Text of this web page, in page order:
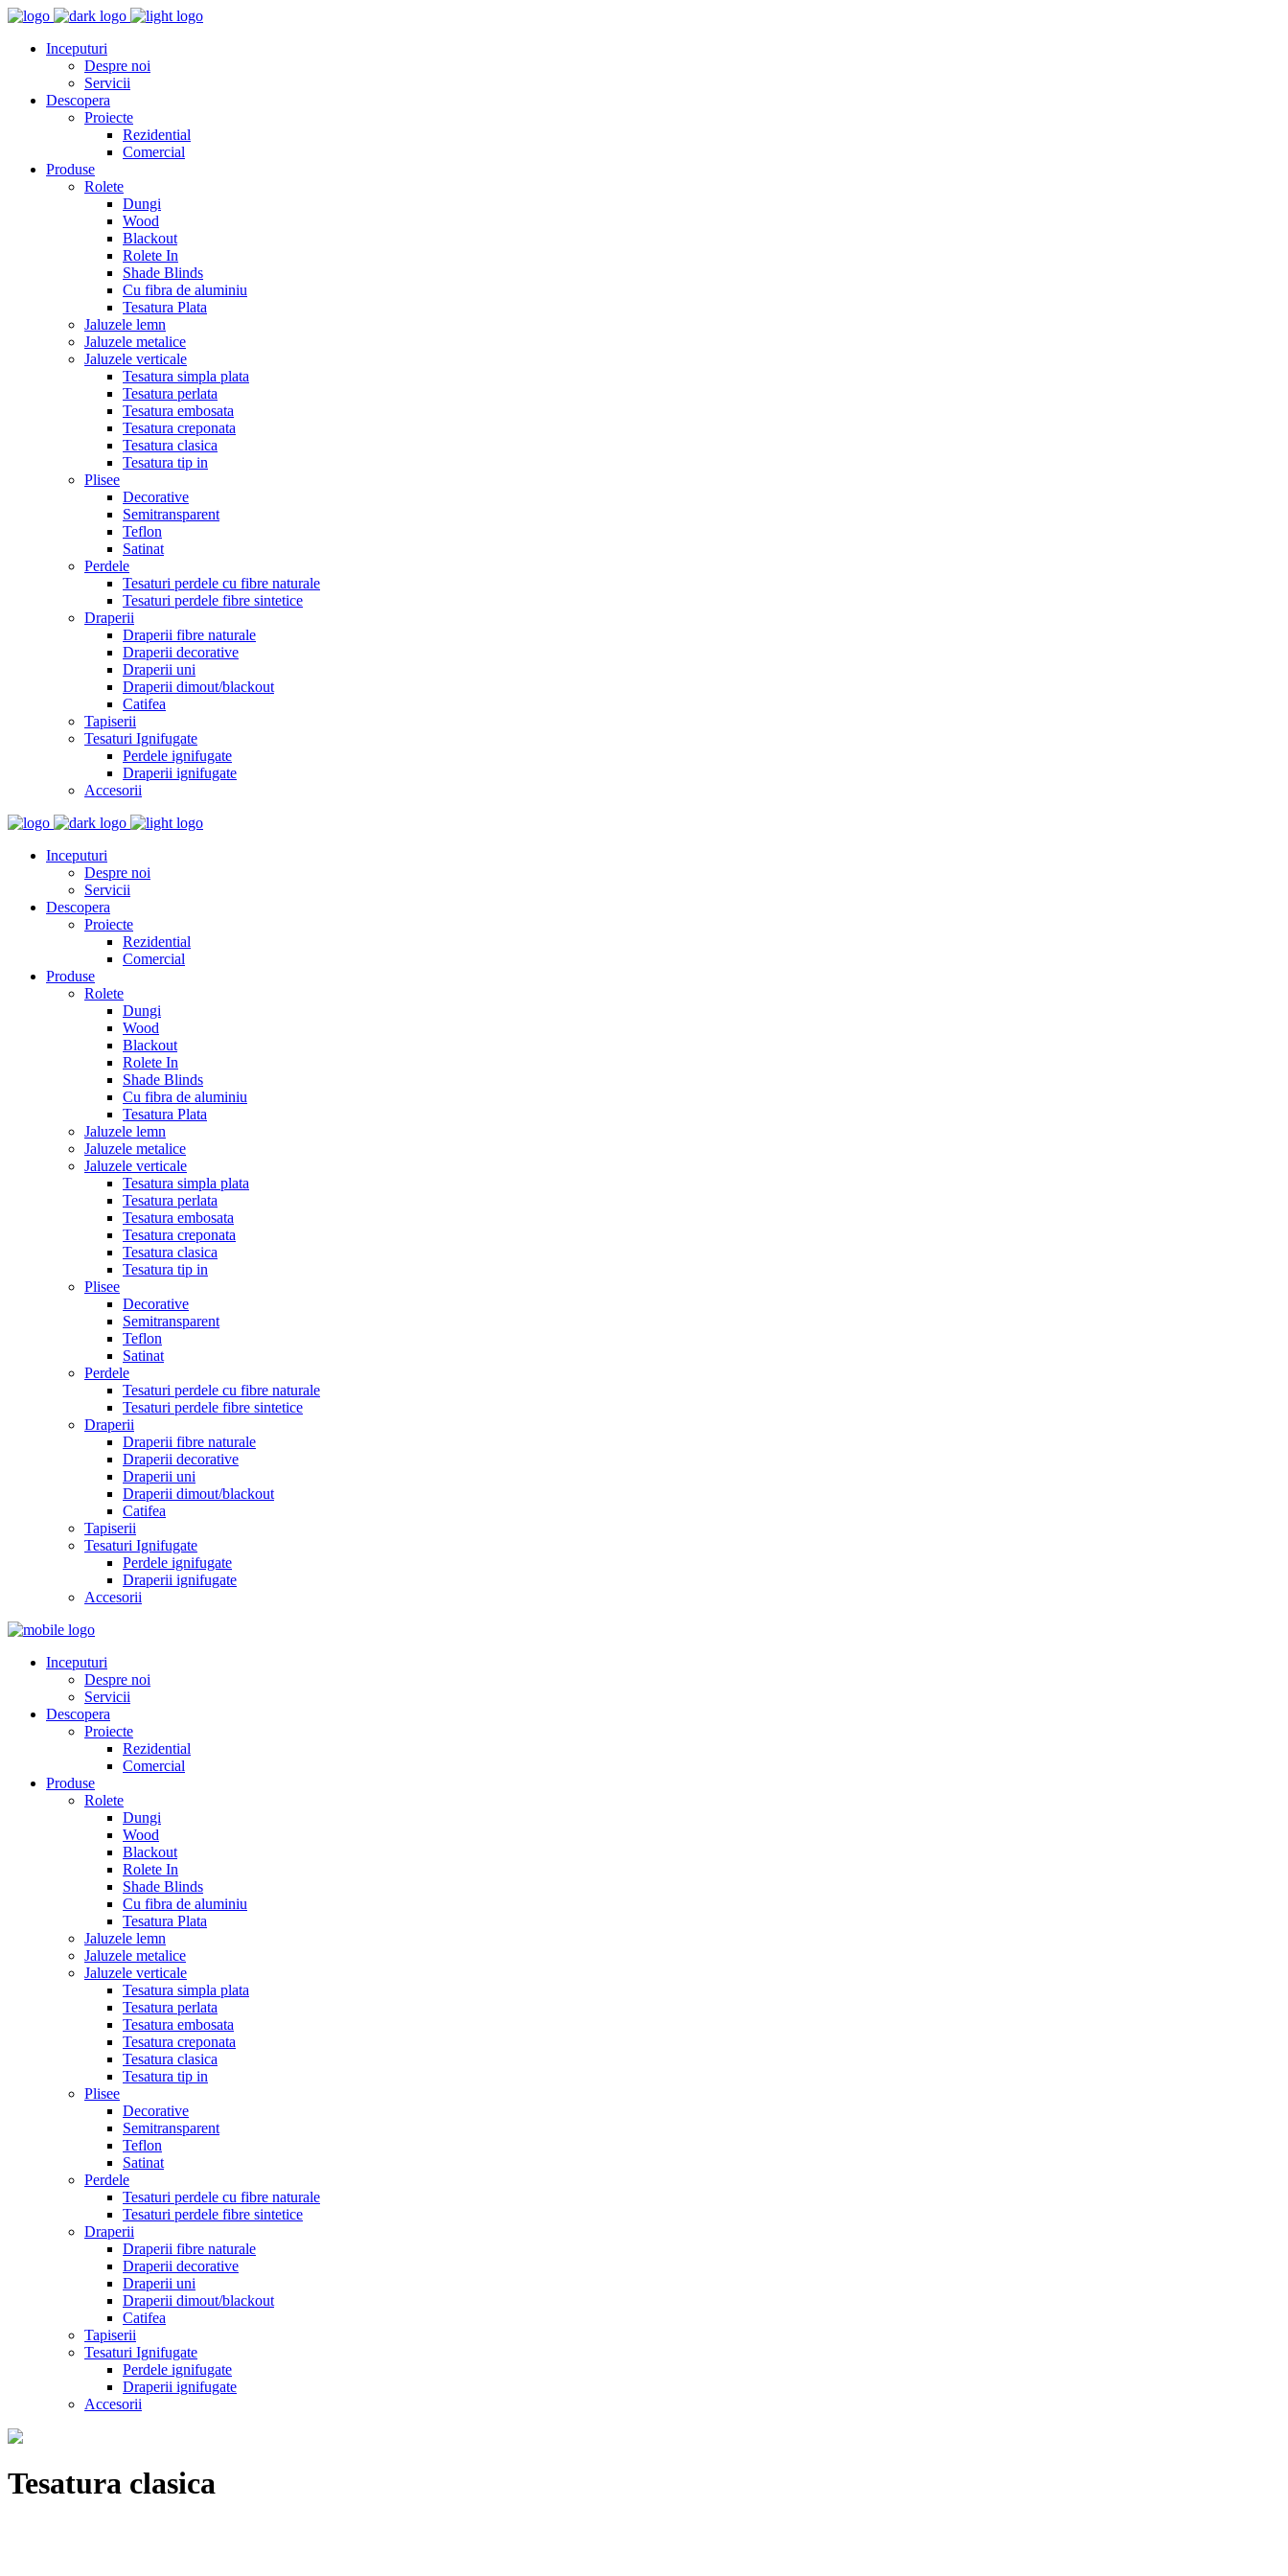
Inceputuri
Despre noi
Servicii
Descopera
Proiecte
Rezidential
Comercial
Produse
Rolete
Dungi
Wood
Blackout
Rolete In
Shade Blinds
Cu fibra de aluminiu
Tesatura Plata
Jaluzele lemn
Jaluzele metalice
Jaluzele verticale
Tesatura simpla plata
Tesatura perlata
Tesatura embosata
Tesatura creponata
Tesatura clasica
Tesatura tip in
Plisee
Decorative
Semitransparent
Teflon
Satinat
Perdele
Tesaturi perdele cu fibre naturale
Tesaturi perdele fibre sintetice
Draperii
Draperii fibre naturale
Draperii decorative
Draperii uni
Draperii dimout/blackout
Catifea
Tapiserii
Tesaturi Ignifugate
Perdele ignifugate
Draperii ignifugate
Accesorii
Inceputuri
Despre noi
Servicii
Descopera
Proiecte
Rezidential
Comercial
Produse
Rolete
Dungi
Wood
Blackout
Rolete In
Shade Blinds
Cu fibra de aluminiu
Tesatura Plata
Jaluzele lemn
Jaluzele metalice
Jaluzele verticale
Tesatura simpla plata
Tesatura perlata
Tesatura embosata
Tesatura creponata
Tesatura clasica
Tesatura tip in
Plisee
Decorative
Semitransparent
Teflon
Satinat
Perdele
Tesaturi perdele cu fibre naturale
Tesaturi perdele fibre sintetice
Draperii
Draperii fibre naturale
Draperii decorative
Draperii uni
Draperii dimout/blackout
Catifea
Tapiserii
Tesaturi Ignifugate
Perdele ignifugate
Draperii ignifugate
Accesorii
Inceputuri
Despre noi
Servicii
Descopera
Proiecte
Rezidential
Comercial
Produse
Rolete
Dungi
Wood
Blackout
Rolete In
Shade Blinds
Cu fibra de aluminiu
Tesatura Plata
Jaluzele lemn
Jaluzele metalice
Jaluzele verticale
Tesatura simpla plata
Tesatura perlata
Tesatura embosata
Tesatura creponata
Tesatura clasica
Tesatura tip in
Plisee
Decorative
Semitransparent
Teflon
Satinat
Perdele
Tesaturi perdele cu fibre naturale
Tesaturi perdele fibre sintetice
Draperii
Draperii fibre naturale
Draperii decorative
Draperii uni
Draperii dimout/blackout
Catifea
Tapiserii
Tesaturi Ignifugate
Perdele ignifugate
Draperii ignifugate
Accesorii
Tesatura clasica